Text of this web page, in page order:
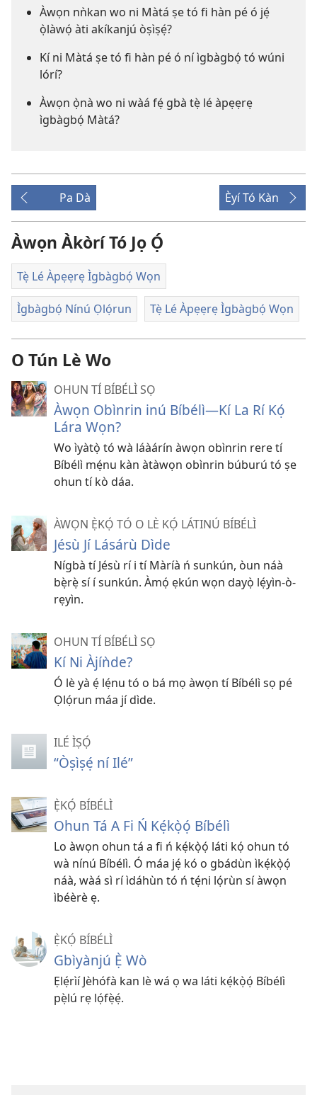
Àwọn nǹkan wo ni Màtá ṣe tó fi hàn pé ó jẹ́
ọ̀làwọ́ àti akíkanjú òṣìṣẹ́?
Kí ni Màtá ṣe tó fi hàn pé ó ní ìgbàgbọ́ tó wúni
lórí?
Àwọn ọ̀nà wo ni wàá fẹ́ gbà tẹ̀ lé àpẹẹrẹ
ìgbàgbọ́ Màtá?
Pa Dà Èyí Tó Kàn
Àwọn Àkòrí Tó Jọ Ọ́
Tẹ̀ Lé Àpẹẹrẹ Ìgbàgbọ́ Wọn
Ìgbàgbọ́ Nínú Ọlọ́run Tẹ̀ Lé Àpẹẹrẹ Ìgbàgbọ́ Wọn
O Tún Lè Wo
OHUN TÍ BÍBÉLÌ SỌ
Àwọn Obìnrin inú Bíbélì​—Kí La Rí Kọ́
Lára Wọn?
Wo ìyàtọ̀ tó wà láàárín àwọn obìnrin rere tí
Bíbélì mẹ́nu kàn àtàwọn obìnrin búburú tó ṣe
ohun tí kò dáa.
ÀWỌN Ẹ̀KỌ́ TÓ O LÈ KỌ́ LÁTINÚ BÍBÉLÌ
Jésù Jí Lásárù Dìde
Nígbà tí Jésù rí i tí Màríà ń sunkún, òun náà
bẹ̀rẹ̀ sí í sunkún. Àmọ́ ẹkún wọn dayọ̀ lẹ́yìn-ò-
rẹyìn.
OHUN TÍ BÍBÉLÌ SỌ
Kí Ni Àjíǹde?
Ó lè yà ẹ́ lẹ́nu tó o bá mọ àwọn tí Bíbélì sọ pé
Ọlọ́run máa jí dìde.
ILÉ ÌṢỌ́
“Òṣìṣẹ́ ní Ilé”
Ẹ̀KỌ́ BÍBÉLÌ
Ohun Tá A Fi Ń Kẹ́kọ̀ọ́ Bíbélì
Lo àwọn ohun tá a fi ń kẹ́kọ̀ọ́ láti kọ́ ohun tó
wà nínú Bíbélì. Ó máa jẹ́ kó o gbádùn ìkẹ́kọ̀ọ́
náà, wàá sì rí ìdáhùn tó ń tẹ́ni lọ́rùn sí àwọn
ìbéèrè ẹ.
Ẹ̀KỌ́ BÍBÉLÌ
Gbìyànjú Ẹ̀ Wò
Ẹlẹ́rìí Jèhófà kan lè wá ọ wa láti kẹ́kọ̀ọ́ Bíbélì
pẹ̀lú rẹ lọ́fẹ̀ẹ́.